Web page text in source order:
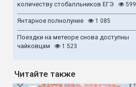
количеству стобалльников ЕГЭ
599
Янтарное полнолуние 1 085
Поездки на метеоре снова доступны
чайковцам
1 523
Читайте также